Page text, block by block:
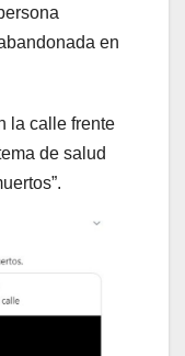
en
la calle frente
de salud